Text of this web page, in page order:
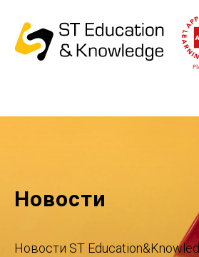
Новости
Новости ST